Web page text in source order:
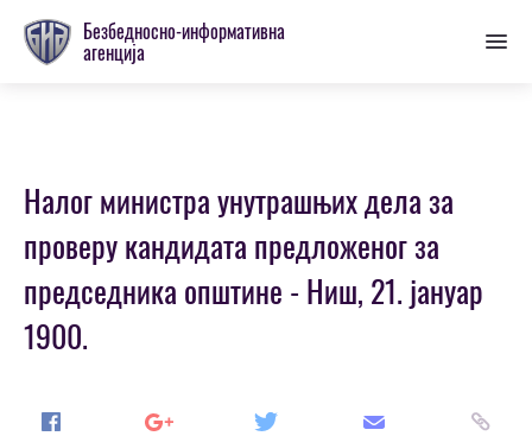
Пребаци
Безбедносно-информативна
агенција
Налог министра унутрашњих дела за
проверу кандидата предложеног за
председника општине - Ниш, 21. јануар
1900.